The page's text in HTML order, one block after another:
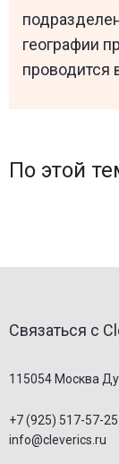
географии
проводится
По этой
Связаться с
115054 Москва
+7 (925) 517-57-25
info@cleverics.ru